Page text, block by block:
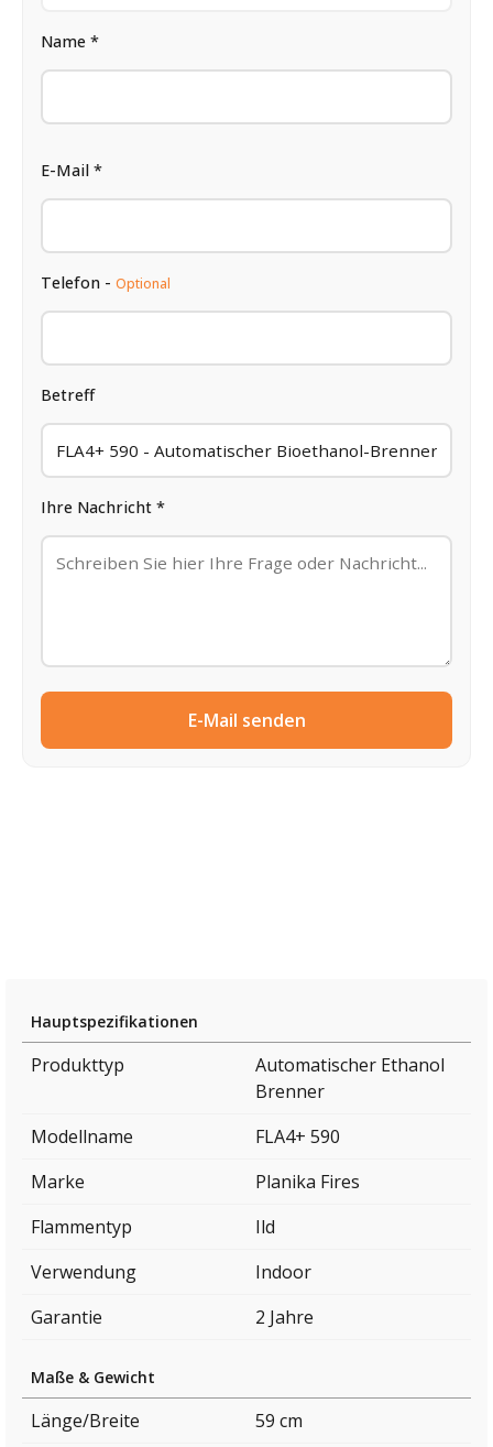
Name *
E-Mail *
Telefon - Optional
Betreff
Ihre Nachricht *
E-Mail senden
Hauptspezifikationen
Produkttyp
Automatischer Ethanol
Brenner
Modellname
FLA4+ 590
Marke
Planika Fires
Flammentyp
Ild
Verwendung
Indoor
Garantie
2 Jahre
Maße & Gewicht
Länge/Breite 59 cm